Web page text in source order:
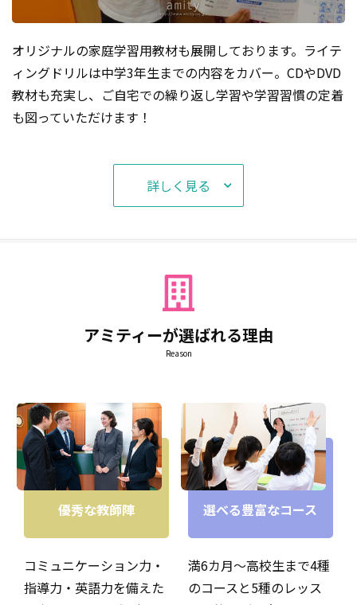
オリジナルの家庭学習用教材も展開しております。ライテ
ィングドリルは中学3年生までの内容をカバー。CDやDVD
教材も充実し、ご自宅での繰り返し学習や学習習慣の定着
も図っていただけます！
ベビークラスは0歳児から！英語のみの環境で五感をフル
に使って英語を楽しんでいただけます。乳児の成長に合わ
せたカリキュラムで、ことばの爆発期に自然と英語が飛び
出るようになります。
詳しく見る
アミティーが選ばれる理由
Reason
優秀な教師陣
コミュニケーション力・
指導力・英語力を備えた
選べる豊富なコース
満6カ月～高校生まで4種
のコースと5種のレッス